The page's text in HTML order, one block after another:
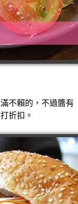
不賴的，不過醬有
折扣。